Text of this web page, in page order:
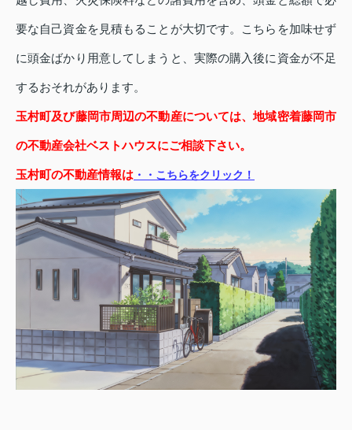
要な自己資金を見積もることが大切です。こちらを加味せず
に頭金ばかり用意してしまうと、実際の購入後に資金が不足
するおそれがあります。
玉村町及び藤岡市周辺の不動産については、地域密着藤岡市
の不動産会社ベストハウスにご相談下さい。
玉村町の不動産情報は ・・こちらをクリック！